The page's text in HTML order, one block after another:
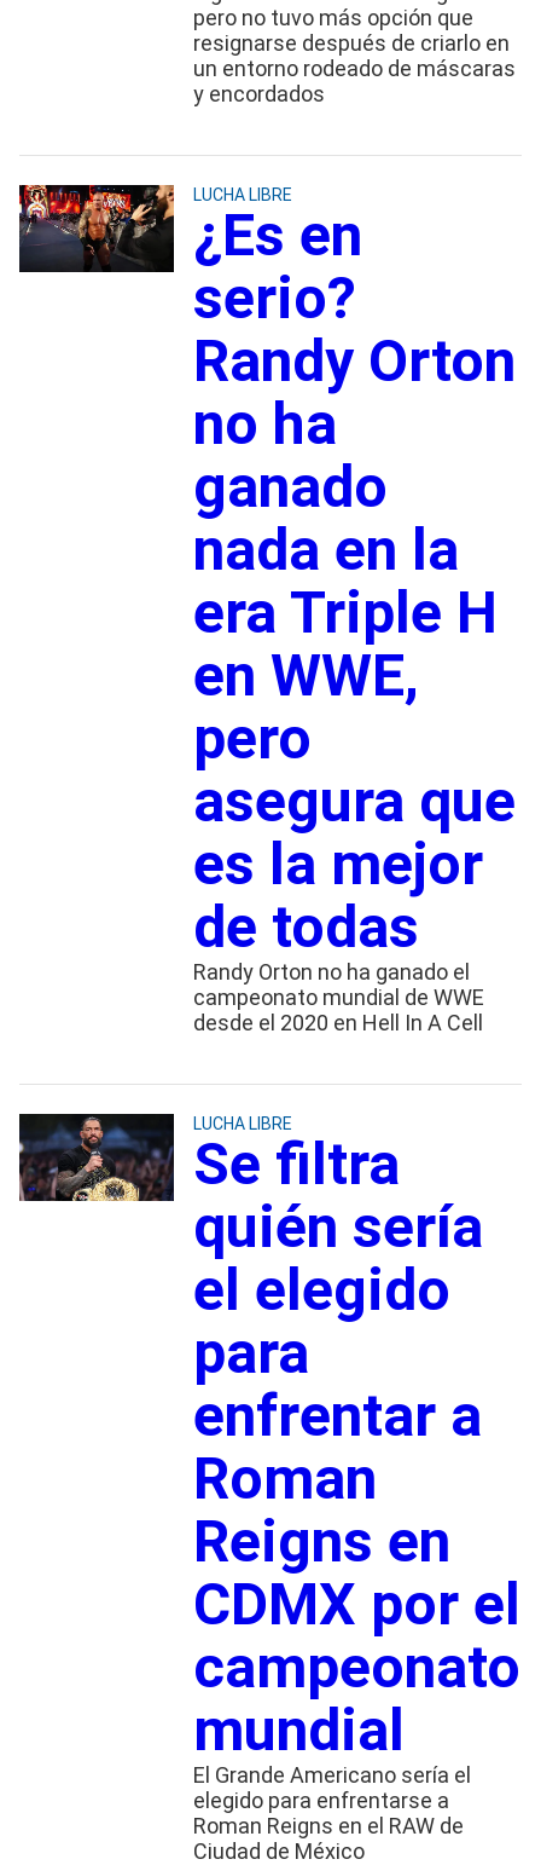
pero no tuvo más opción que
resignarse después de criarlo en
un entorno rodeado de máscaras
y encordados
LUCHA LIBRE
¿Es en
serio?
Randy Orton
no ha
ganado
nada en la
era Triple H
en WWE,
pero
asegura que
es la mejor
de todas
Randy Orton no ha ganado el
campeonato mundial de WWE
desde el 2020 en Hell In A Cell
LUCHA LIBRE
Se filtra
quién sería
el elegido
para
enfrentar a
Roman
Reigns en
CDMX por el
campeonato
mundial
El Grande Americano sería el
elegido para enfrentarse a
Roman Reigns en el RAW de
Ciudad de México